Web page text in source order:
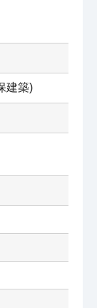
建築)